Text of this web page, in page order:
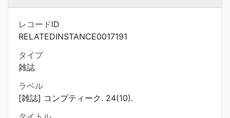
レコードID
RELATEDINSTANCE0017191
タイプ
雑誌
ラベル
[雑誌] コンプティーク. 24(10).